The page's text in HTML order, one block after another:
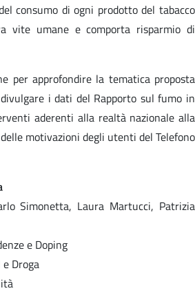
consumo di ogni prodotto del tabacco
vite umane e comporta risparmio di
per approfondire la tematica proposta
i dati del Rapporto sul fumo in
aderenti alla realtà nazionale alla
motivazioni degli utenti del Telefono
Simonetta, Laura Martucci, Patrizia
e Doping
Droga